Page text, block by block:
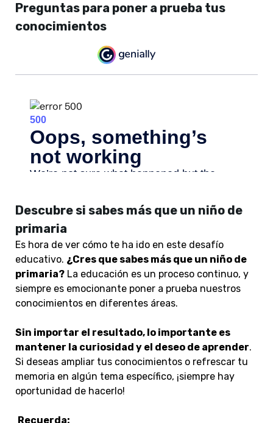
Preguntas para poner a prueba tus
conocimientos
Descubre si sabes más que un niño de
primaria
Es hora de ver cómo te ha ido en este desafío
educativo. ¿Cres que sabes más que un niño de
primaria? La educación es un proceso continuo, y
siempre es emocionante poner a prueba nuestros
conocimientos en diferentes áreas.
Sin importar el resultado, lo importante es
mantener la curiosidad y el deseo de aprender.
Si deseas ampliar tus conocimientos o refrescar tu
memoria en algún tema específico, ¡siempre hay
oportunidad de hacerlo!
Recuerda: